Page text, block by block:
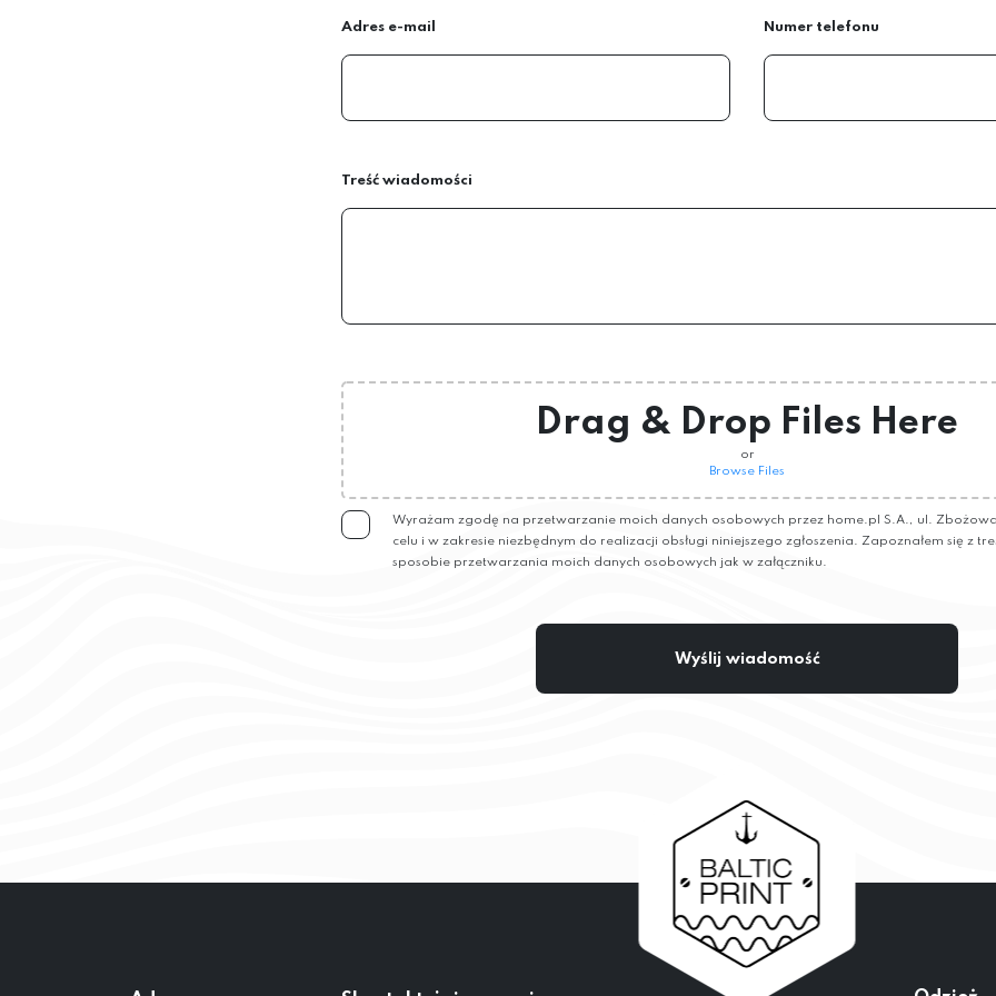
Adres e-mail Numer telefonu
Treść wiadomości
Drag & Drop Files Here
or
Browse Files
Wyrażam zgodę na przetwarzanie moich danych osobowych przez home.pl S.A., ul.
celu i w zakresie niezbędnym do realizacji obsługi niniejszego zgłoszenia. Zapoznałem się z
sposobie przetwarzania moich danych osobowych jak w załączniku.